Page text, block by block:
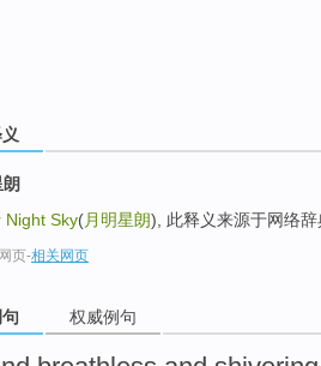
Night Sky(月明星朗), 此释义来源于网络辞
页-相关网页
权威例句